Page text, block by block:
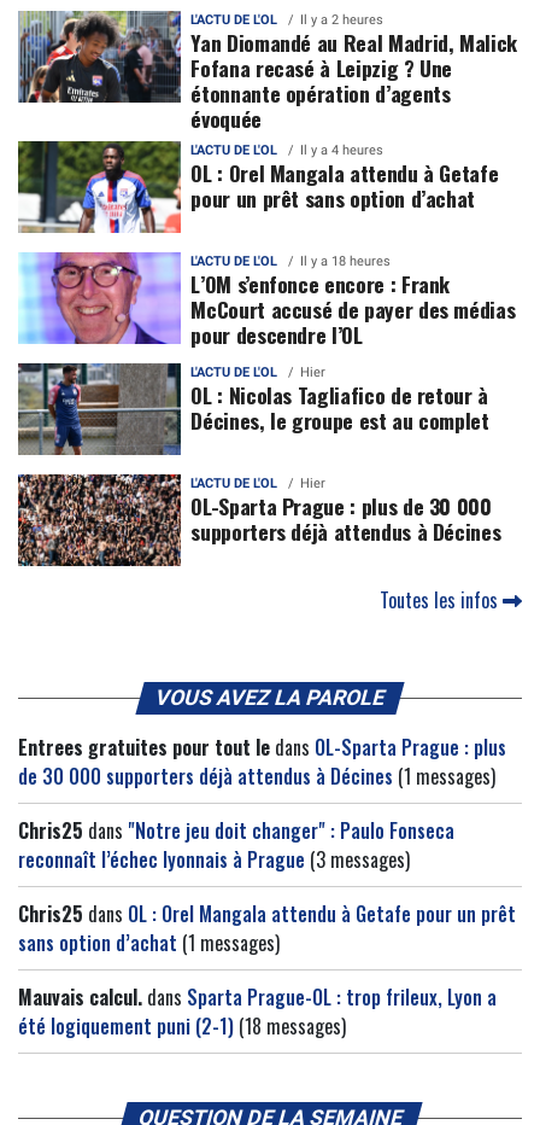
L'ACTU DE L'OL Il y a 2 heures
Yan Diomandé au Real Madrid, Malick
Fofana recasé à Leipzig ? Une
étonnante opération d’agents
évoquée
L'ACTU DE L'OL Il y a 4 heures
OL : Orel Mangala attendu à Getafe
pour un prêt sans option d’achat
L'ACTU DE L'OL Il y a 18 heures
L’OM s’enfonce encore : Frank
McCourt accusé de payer des médias
pour descendre l’OL
L'ACTU DE L'OL Hier
OL : Nicolas Tagliafico de retour à
Décines, le groupe est au complet
L'ACTU DE L'OL Hier
OL-Sparta Prague : plus de 30 000
supporters déjà attendus à Décines
Toutes les infos
VOUS AVEZ LA PAROLE
Entrees gratuites pour tout le dans OL-Sparta Prague : plus
de 30 000 supporters déjà attendus à Décines (1 messages)
Chris25 dans "Notre jeu doit changer" : Paulo Fonseca
reconnaît l’échec lyonnais à Prague (3 messages)
Chris25 dans OL : Orel Mangala attendu à Getafe pour un prêt
sans option d’achat (1 messages)
Mauvais calcul. dans Sparta Prague-OL : trop frileux, Lyon a
été logiquement puni (2-1) (18 messages)
QUESTION DE LA SEMAINE